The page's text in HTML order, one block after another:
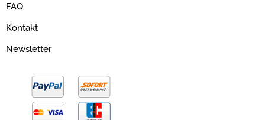
FAQ
Kontakt
Newsletter